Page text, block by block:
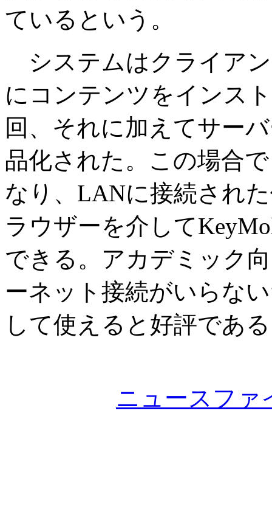
ているという。
システムはクライア
にコンテンツをインス
回、それに加えてサー
品化された。この場合
なり、LANに接続され
ラウザーを介して
できる。アカデミック
ーネット接続がいらな
して使えると好評であ
ニュースファ